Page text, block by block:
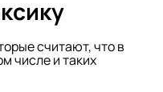
считают, что в
числе и таких